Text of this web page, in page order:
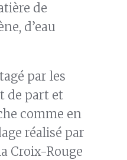
de
d’eau
par les
de part et
comme en
réalisé par
Croix-Rouge